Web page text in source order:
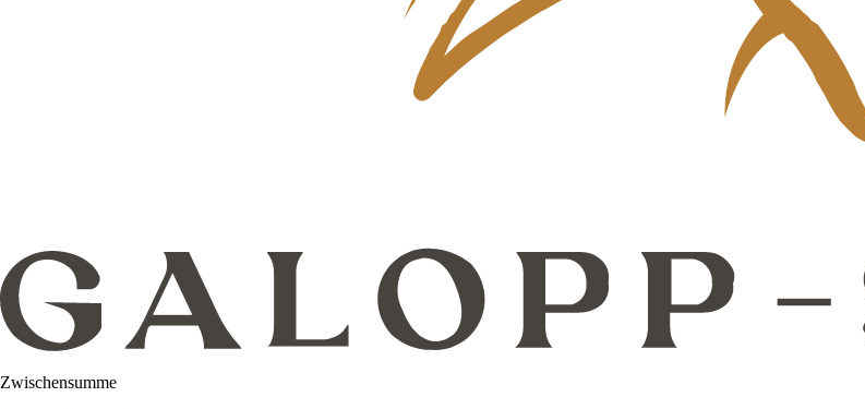
Zwischensumme